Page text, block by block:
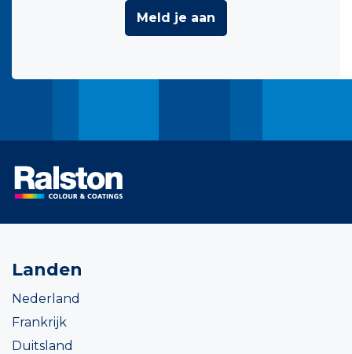
Meld je aan
Landen
Nederland
Frankrijk
Duitsland